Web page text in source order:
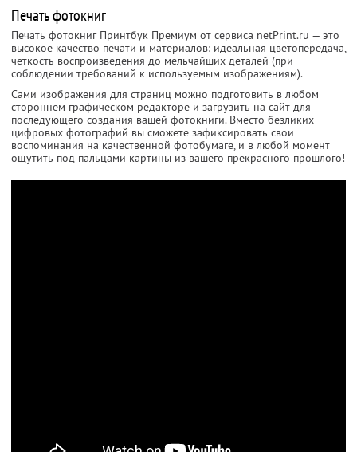
Печать фотокниг
Печать фотокниг Принтбук Премиум от сервиса netPrint.ru — это
высокое качество печати и материалов: идеальная цветопередача,
четкость воспроизведения до мельчайших деталей (при
соблюдении требований к используемым изображениям).
Сами изображения для страниц можно подготовить в любом
стороннем графическом редакторе и загрузить на сайт для
последующего создания вашей фотокниги. Вместо безликих
цифровых фотографий вы сможете зафиксировать свои
воспоминания на качественной фотобумаге, и в любой момент
ощутить под пальцами картины из вашего прекрасного прошлого!